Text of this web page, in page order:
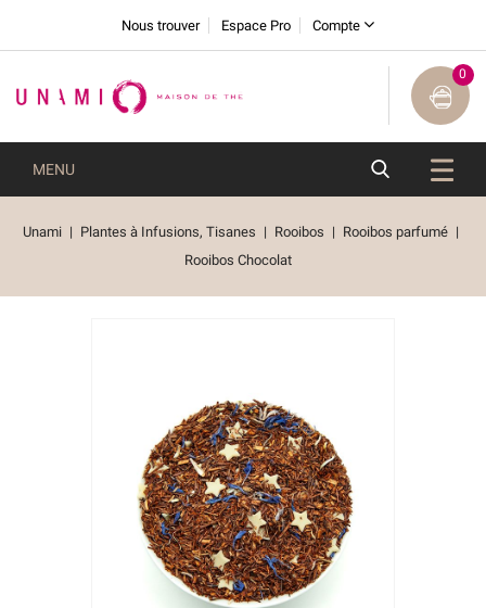
Nous trouver Espace Pro Compte
0
MENU
Unami Plantes à Infusions, Tisanes Rooibos
Rooibos parfumé
Rooibos Chocolat